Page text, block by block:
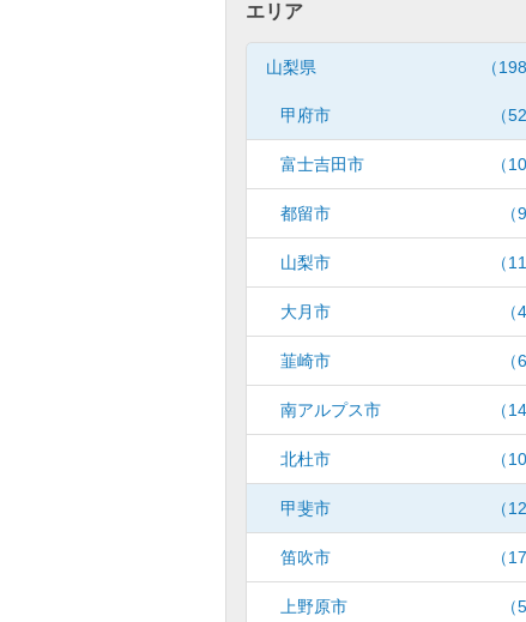
エリア
山梨県 （198
甲府市 （
富士吉田市 （
都留市 （
山梨市 （
大月市 （
韮崎市 （
南アルプス市 （
北杜市 （
甲斐市 （
笛吹市 （
上野原市 （